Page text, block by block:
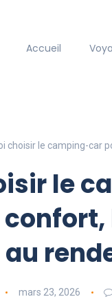
Accueil
choisir le camping-car
le
mars 23, 2026